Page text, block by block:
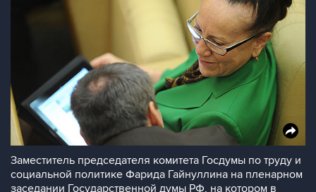
Заместитель председателя комитета Госдумы по труду и
социальной политике Фарида Гайнуллина на пленарном
заседании Государственной думы РФ, на котором в